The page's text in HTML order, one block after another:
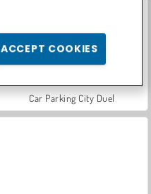
Car Parking City Duel
ACCEPT COOKIES